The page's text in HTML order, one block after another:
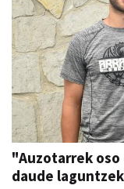
"Auzotarrek
daude